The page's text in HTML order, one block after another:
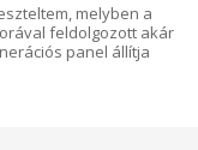
melyben a
feldolgozott akár
panel állítja